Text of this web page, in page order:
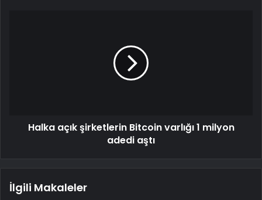
Halka açık şirketlerin Bitcoin varlığı 1 milyon
adedi aştı
İlgili Makaleler